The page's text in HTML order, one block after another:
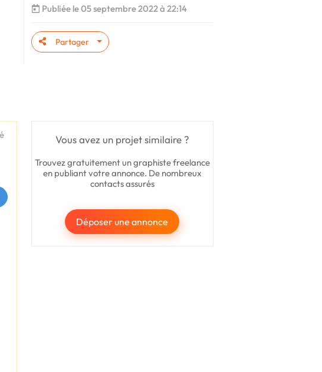
Publiée le 05 septembre 2022 à 22:14
Partager
Vous avez un projet similaire ?
Trouvez gratuitement un graphiste freelance
en publiant votre annonce. De nombreux
contacts assurés
Déposer une annonce